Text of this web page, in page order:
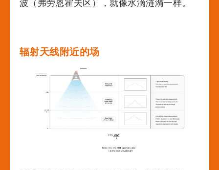
波（弗劳恩霍夫区），就像水滴涟漪一样。
辐射天线附近的场